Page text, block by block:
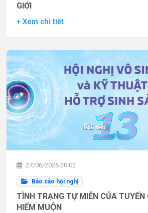
GIỚI
+ Xem chi tiết
27/06/2026 20:02
Báo cáo hội nghị
TÌNH TRẠNG TỰ MIỄN CỦA TUYẾN
HIẾM MUỘN